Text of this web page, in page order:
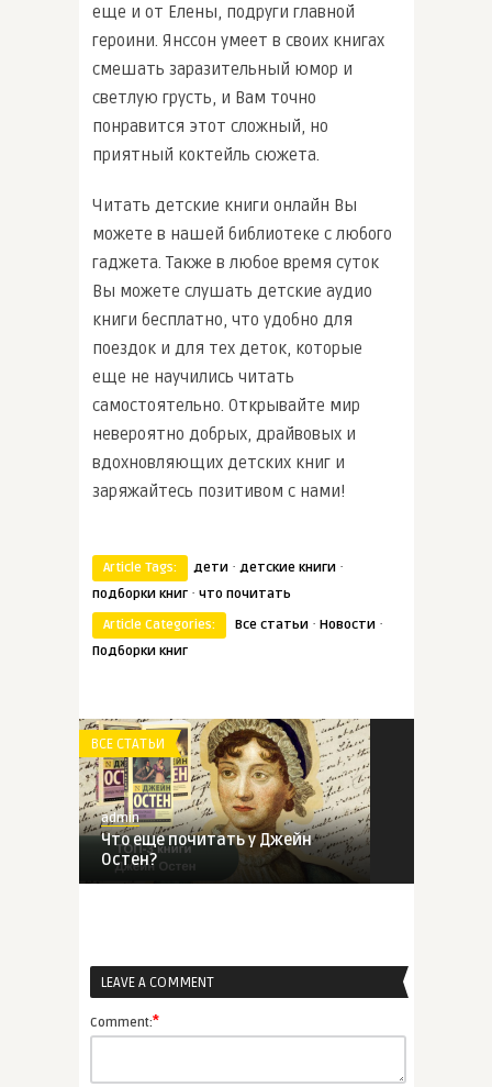
еще и от Елены, подруги главной
героини. Янссон умеет в своих книгах
смешать заразительный юмор и
светлую грусть, и Вам точно
понравится этот сложный, но
приятный коктейль сюжета.
Читать детские книги онлайн Вы
можете в нашей библиотеке с любого
гаджета. Также в любое время суток
Вы можете слушать детские аудио
книги бесплатно, что удобно для
поездок и для тех деток, которые
еще не научились читать
самостоятельно. Открывайте мир
невероятно добрых, драйвовых и
вдохновляющих детских книг и
заряжайтесь позитивом с нами!
Article Tags: дети · детские книги ·
подборки книг · что почитать
Article Categories:
Все статьи · Новости ·
Подборки книг
ВСЕ СТАТЬИ
admin
Что еще почитать у Джейн
Остен?
admin
нас� ...
LEAVE A COMMENT
Comment:*